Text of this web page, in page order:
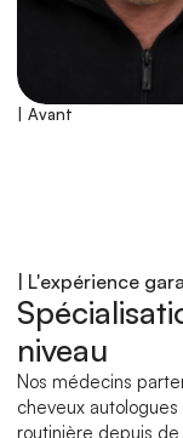
| Avant
| L'expérience
niveau
Nos médecins
cheveux
routinière depuis